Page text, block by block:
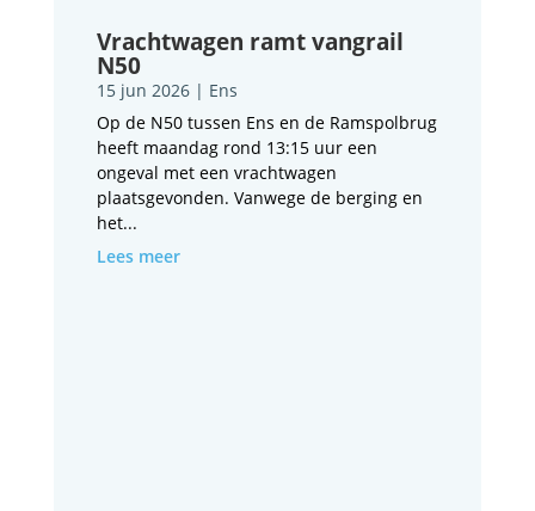
Vrachtwagen ramt vangrail
N50
15 jun 2026| Ens
Op de N50 tussen Ens en de Ramspolbrug
heeft maandag rond 13:15 uur een
ongeval met een vrachtwagen
plaatsgevonden. Vanwege de berging en
het...
Lees meer